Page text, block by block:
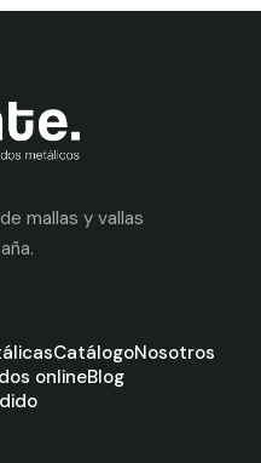
mallas y vallas
CatálogoNosotros
onlineBlog